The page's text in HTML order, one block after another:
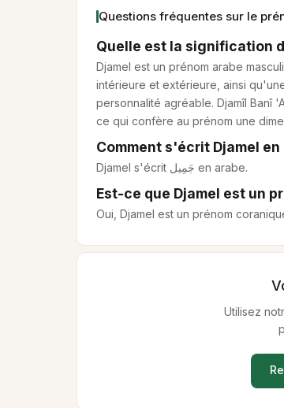
Questions fréquentes sur le
Quelle est la signification
Djamel est un prénom arabe
intérieure et extérieure, ainsi
personnalité agréable. Djamîl Banî
ce qui confère au prénom une
Comment s'écrit Djamel en
Djamel s'écrit جَمِيل en arabe.
Est-ce que Djamel est un
Oui, Djamel est un prénom
Utilisez